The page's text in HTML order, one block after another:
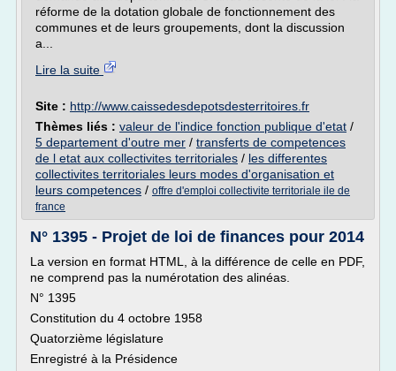
réforme de la dotation globale de fonctionnement des
communes et de leurs groupements, dont la discussion
a...
Lire la suite
Site : http://www.caissedesdepotsdesterritoires.fr
Thèmes liés : valeur de l'indice fonction publique d'etat /
5 departement d'outre mer / transferts de competences
de l etat aux collectivites territoriales / les differentes
collectivites territoriales leurs modes d'organisation et
leurs competences / offre d'emploi collectivite territoriale ile de
france
N° 1395 - Projet de loi de finances pour 2014
La version en format HTML, à la différence de celle en PDF,
ne comprend pas la numérotation des alinéas.
N° 1395
Constitution du 4 octobre 1958
Quatorzième législature
Enregistré à la Présidence